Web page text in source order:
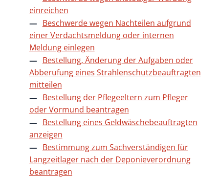
einreichen
Beschwerde wegen Nachteilen aufgrund
einer Verdachtsmeldung oder internen
Meldung einlegen
Bestellung, Änderung der Aufgaben oder
Abberufung eines Strahlenschutzbeauftragten
mitteilen
Bestellung der Pflegeeltern zum Pfleger
oder Vormund beantragen
Bestellung eines Geldwäschebeauftragten
anzeigen
Bestimmung zum Sachverständigen für
Langzeitlager nach der Deponieverordnung
beantragen